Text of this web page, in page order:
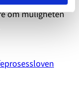
om muligheten